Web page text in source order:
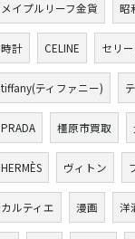
メイプルリーフ金貨 昭
時計 CELINE セリ
tiffany(ティファニー)
PRADA 橿原市買取
HERMÈS ヴィトン
カルティエ 漫画 洋